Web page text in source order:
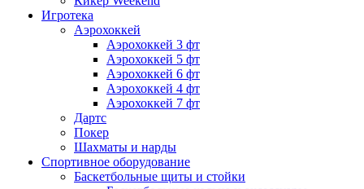
Игротека
Аэрохоккей
Аэрохоккей 3 фт
Аэрохоккей 5 фт
Аэрохоккей 6 фт
Аэрохоккей 4 фт
Аэрохоккей 7 фт
Дартс
Покер
Шахматы и нарды
Спортивное оборудование
Баскетбольные щиты и стойки